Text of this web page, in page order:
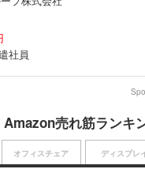
社員
Amazon売れ筋ランキ
オフィスチェア ディスプレ